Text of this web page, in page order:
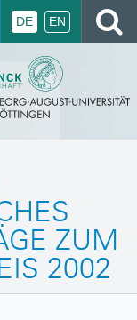
DE EN
ZUM
2002